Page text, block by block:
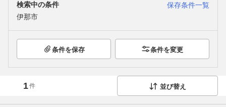
検索中の条件
保存条件一覧
伊那市
条件を保存 条件を変更
1件 並び替え